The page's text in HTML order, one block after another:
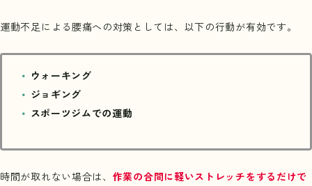
運動不足による腰痛への対策としては、以下の行動が有効です。
ウォーキング
ジョギング
スポーツジムでの運動
時間が取れない場合は、 作業の合間に軽いストレッチをするだけで